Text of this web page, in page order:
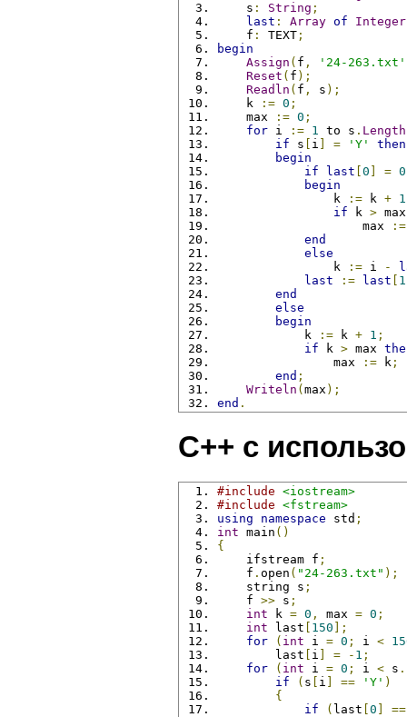
    s
: String ;
last : Array of
Integer
    f
: TEXT ;
begin
Assign ( f , '24-263.txt'
Reset ( f );
Readln ( f , s );
    k
:= 0 ;
    max
:= 0 ;
for i := 1 to s . Length
if s i = 'Y'
then
begin
if
last 0 = 0
begin
                k
:= k + 1
if k >
                    max
:=
end
else
                k
:= i -
last
:= last 1
end
else
begin
            k
:= k + 1 ;
if k > max
                max
:= k ;
end ;
Writeln ( max );
end .
C++ с
#include <iostream>
#include <fstream>
using
namespace std ;
int main ()
{
    ifstream f
;
    f
. open ( "24-263.txt" );
    string s
;
    f
>> s ;
int k = 0 , max = 0 ;
int last 150 ];
for
( int i = 0 ; i <
        last
i = - 1 ;
for
( int i = 0 ; i < s .
if
( s i == 'Y' )
{
if
( last 0
==